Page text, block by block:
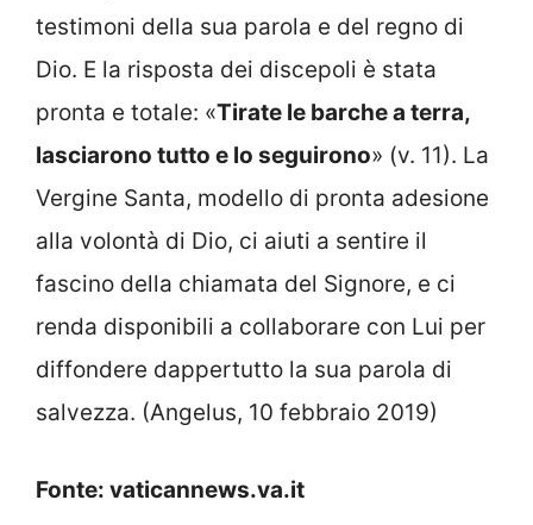
testimoni della sua parola e del regno di
Dio. E la risposta dei discepoli è stata
pronta e totale: «Tirate le barche a terra,
lasciarono tutto e lo seguirono» (v. 11). La
Vergine Santa, modello di pronta adesione
alla volontà di Dio, ci aiuti a sentire il
fascino della chiamata del Signore, e ci
renda disponibili a collaborare con Lui per
diffondere dappertutto la sua parola di
salvezza. (Angelus, 10 febbraio 2019)
Fonte: vaticannews.va.it